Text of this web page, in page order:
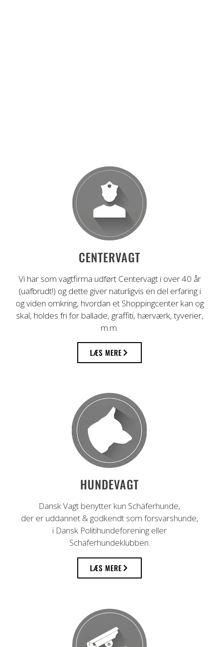
Professionel vagttjeneste i mere end 40
år
CENTERVAGT
Vi har som vagtfirma udført Centervagt i over 40 år
(uafbrudt!) og dette giver naturligvis en del erfaring i
og viden omkring, hvordan et Shoppingcenter kan og
skal, holdes fri for ballade, graffiti, hærværk, tyverier,
m.m.
LÆS MERE
HUNDEVAGT
Dansk Vagt benytter kun Schäferhunde,
der er uddannet & godkendt som forsvarshunde,
i Dansk Politihundeforening eller
Schäferhundeklubben.
LÆS MERE